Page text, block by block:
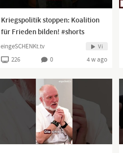
Kriegspolitik stoppen: Koalition
für Frieden bilden! #shorts
eingeSCHENKt.tv Vi
226 0 4 w ago